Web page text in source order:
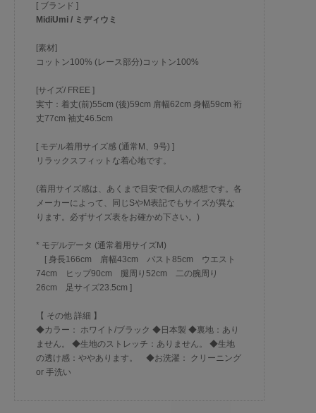
[ ブランド ]
MidiUmi / ミディウミ
[素材]
コットン100% (レース部分)コットン100%
[サイズ/ FREE ]
実寸：着丈(前)55cm (後)59cm 肩幅62cm 身幅59cm 裄
丈77cm 袖丈46.5cm
[ モデル着用サイズ感 (通常M、9号) ]
リラックスフィットな着心地です。
(着用サイズ感は、あくまで目安で個人の感想です。各
メーカーによって、同じSやM表記でもサイズが異な
ります。必ずサイズ表をお確かめ下さい。)
* モデルデータ (通常着用サイズM)
[ 身長166cm 肩幅43cm バスト85cm ウエスト
74cm ヒップ90cm 腿周り52cm 二の腕周り
26cm 足サイズ23.5cm ]
【 その他 詳細 】
◆カラー： ホワイト/ブラック ◆日本製 ◆裏地：あり
ません。 ◆生地のストレッチ：ありません。 ◆生地
の透け感：ややあります。 ◆お洗濯： クリーニング
or 手洗い